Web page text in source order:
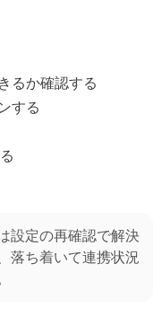
るか確認する
する
設定の再確認で解決
落ち着いて連携状況